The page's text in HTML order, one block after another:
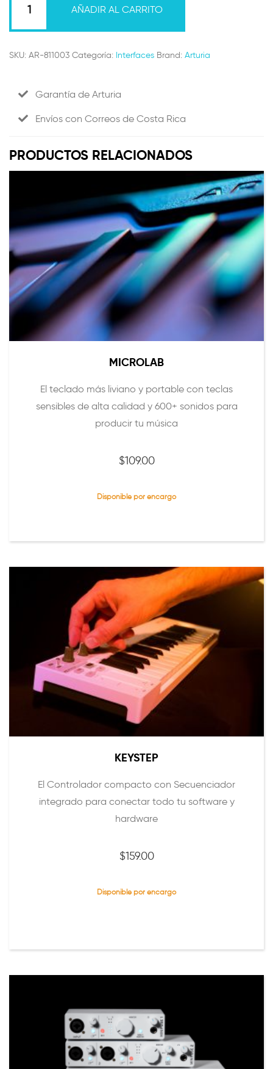
AÑADIR AL CARRITO
SKU: AR-811003 Categoría: Interfaces Brand: Arturia
Garantía de Arturia
Envíos con Correos de Costa Rica
PRODUCTOS RELACIONADOS
MICROLAB
El teclado más liviano y portable con teclas
sensibles de alta calidad y 600+ sonidos para
producir tu música
$109.00
Disponible por encargo
KEYSTEP
El Controlador compacto con Secuenciador
integrado para conectar todo tu software y
hardware
$159.00
Disponible por encargo